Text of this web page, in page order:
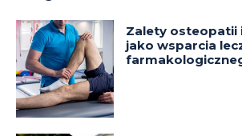
Zalety osteopatii
jako wsparcia